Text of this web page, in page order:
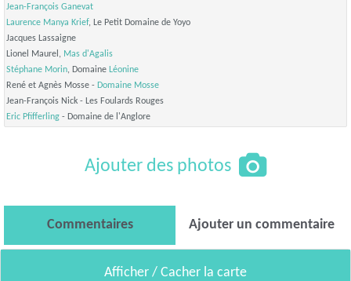
Jean-François Ganevat
Laurence Manya Krief, Le Petit Domaine de Yoyo
Jacques Lassaigne
Lionel Maurel, Mas d'Agalis
Stéphane Morin, Domaine Léonine
René et Agnès Mosse - Domaine Mosse
Jean-François Nick - Les Foulards Rouges
Eric Pfifferling - Domaine de l'Anglore
Ajouter des photos
Commentaires Ajouter un commentaire
Afficher / Cacher la carte